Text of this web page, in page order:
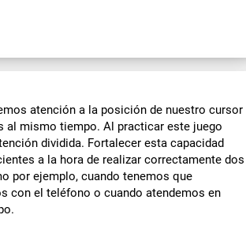
atención a la posición de nuestro cursor
al mismo tiempo. Al practicar este juego
dividida. Fortalecer esta capacidad
a la hora de realizar correctamente dos
por ejemplo, cuando tenemos que
con el teléfono o cuando atendemos en